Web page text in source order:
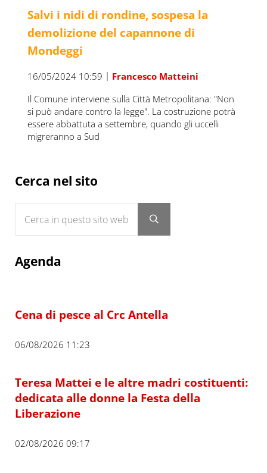
Salvi i nidi di rondine, sospesa la
demolizione del capannone di
Mondeggi
16/05/2024 10:59 | Francesco Matteini
Il Comune interviene sulla Città Metropolitana: "Non
si può andare contro la legge". La costruzione potrà
essere abbattuta a settembre, quando gli uccelli
migreranno a Sud
Sidebar
Cerca nel sito
Submit search
Agenda
Cena di pesce al Crc Antella
06/08/2026 11:23
Teresa Mattei e le altre madri costituenti:
dedicata alle donne la Festa della
Liberazione
02/08/2026 09:17